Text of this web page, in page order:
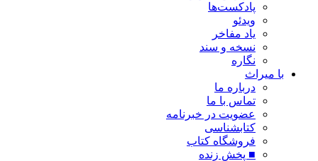
پادکست‌ها
ویدئو
یاد مفاخر
نسخه و سند
نگاره
با میراث
درباره ما
تماس با ما
عضویت در خبرنامه
کتابشناسی
فروشگاه کتاب
■ پخش زنده